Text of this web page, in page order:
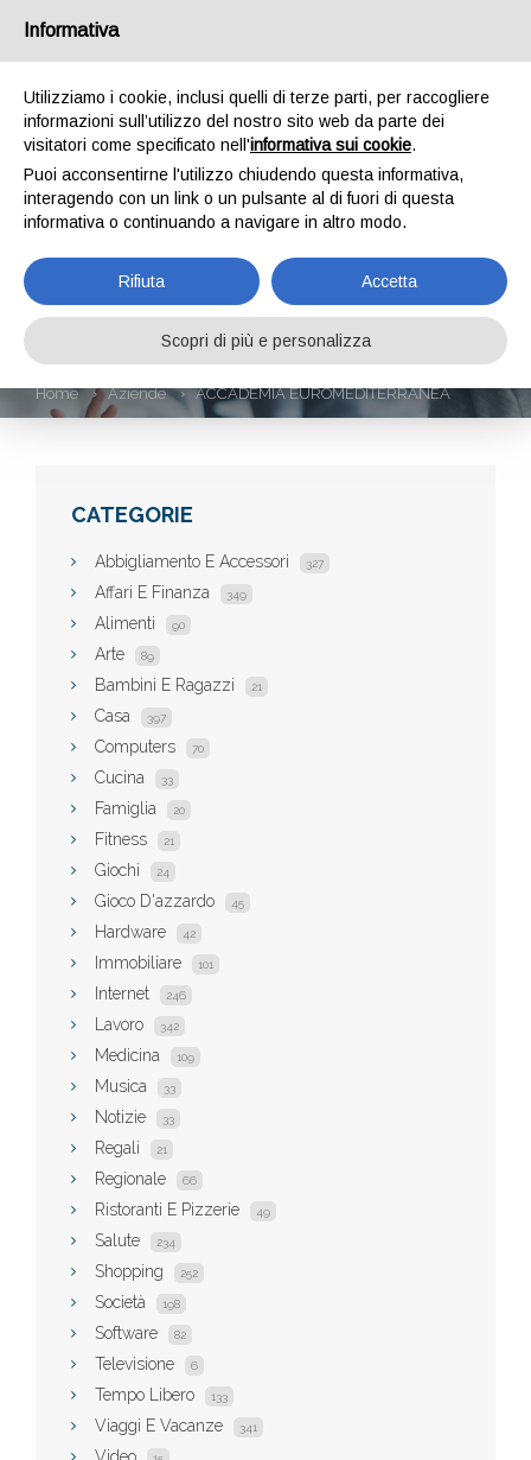
ACCADEMIA
Home Aziende ACCADEMIA EUROMEDITERRANEA
CATEGORIE
Abbigliamento E Accessori 327
Affari E Finanza 349
Alimenti 90
Arte 89
Bambini E Ragazzi 21
Casa 397
Computers 70
Cucina 33
Famiglia 20
Fitness 21
Giochi 24
Gioco D'azzardo 45
Hardware 42
Immobiliare 101
Internet 246
Lavoro 342
Medicina 109
Musica 33
Notizie 33
Regali 21
Regionale 66
Ristoranti E Pizzerie 49
Salute 234
Shopping 252
Società 198
Software 82
Televisione 6
Tempo Libero 133
Viaggi E Vacanze 341
Informativa
Utilizziamo i cookie, inclusi quelli di terze parti, per raccogliere
informazioni sull’utilizzo del nostro sito web da parte dei
visitatori come specificato nell'informativa sui cookie.
Puoi acconsentirne l'utilizzo chiudendo questa informativa,
interagendo con un link o un pulsante al di fuori di questa
informativa o continuando a navigare in altro modo.
Rifiuta Accetta
Scopri di più e personalizza